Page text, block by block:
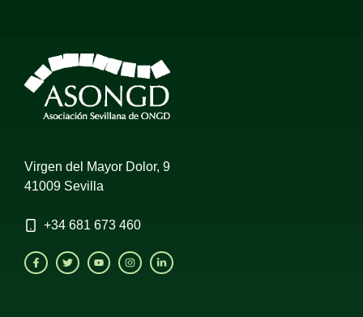
Virgen del Mayor Dolor, 9
41009 Sevilla
+34 681 673 460